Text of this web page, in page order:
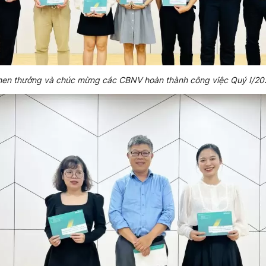
thưởng và chúc mừng các CBNV hoàn thành công việc Quý I/